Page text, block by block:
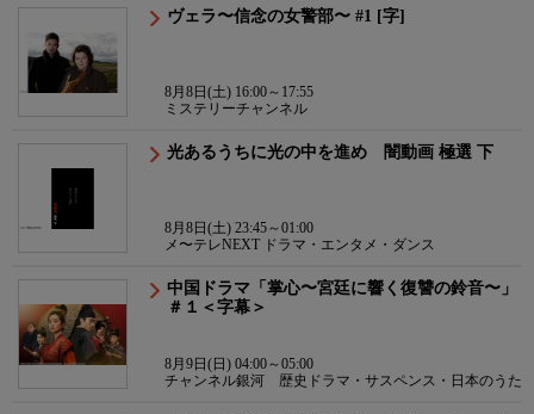
ヴェラ〜信念の女警部〜 #1 [字]
8月8日(土) 16:00～17:55
ミステリーチャンネル
光あるうちに光の中を進め 闇動画 極選 下
8月8日(土) 23:45～01:00
メ〜テレNEXT ドラマ・エンタメ・ダンス
中国ドラマ「掌心〜宮廷に響く復讐の鈴音〜」
＃１＜字幕＞
8月9日(日) 04:00～05:00
チャンネル銀河 歴史ドラマ・サスペンス・日本のうた